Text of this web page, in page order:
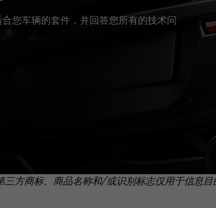
您车辆的套件，并回答您所有的技术问
三方商标、商品名称和/或识别标志仅用于信息